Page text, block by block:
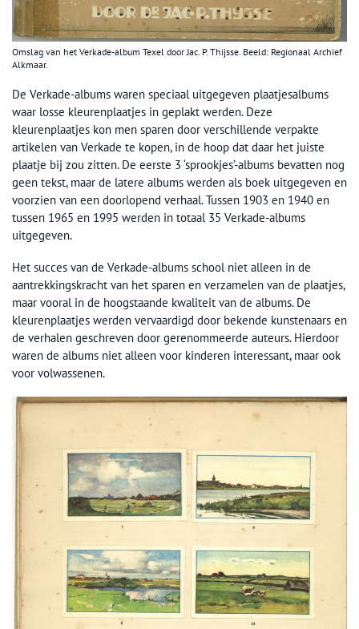
Omslag van het Verkade-album Texel door Jac. P. Thijsse. Beeld: Regionaal Archief
Alkmaar.
De Verkade-albums waren speciaal uitgegeven plaatjesalbums
waar losse kleurenplaatjes in geplakt werden. Deze
kleurenplaatjes kon men sparen door verschillende verpakte
artikelen van Verkade te kopen, in de hoop dat daar het juiste
plaatje bij zou zitten. De eerste 3 ‘sprookjes’-albums bevatten nog
geen tekst, maar de latere albums werden als boek uitgegeven en
voorzien van een doorlopend verhaal. Tussen 1903 en 1940 en
tussen 1965 en 1995 werden in totaal 35 Verkade-albums
uitgegeven.
Het succes van de Verkade-albums school niet alleen in de
aantrekkingskracht van het sparen en verzamelen van de plaatjes,
maar vooral in de hoogstaande kwaliteit van de albums. De
kleurenplaatjes werden vervaardigd door bekende kunstenaars en
de verhalen geschreven door gerenommeerde auteurs. Hierdoor
waren de albums niet alleen voor kinderen interessant, maar ook
voor volwassenen.